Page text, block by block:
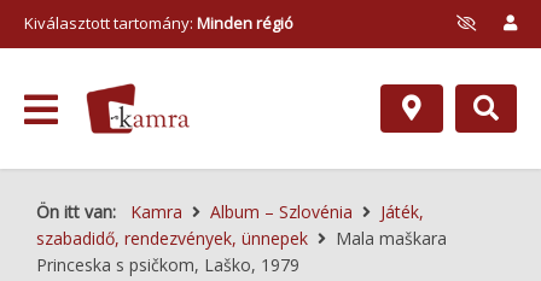
Kiválasztott tartomány: Minden régió
Ön itt van: Kamra Album – Szlovénia
Játék,
szabadidő, rendezvények, ünnepek
Mala maškara
Princeska s psičkom, Laško, 1979